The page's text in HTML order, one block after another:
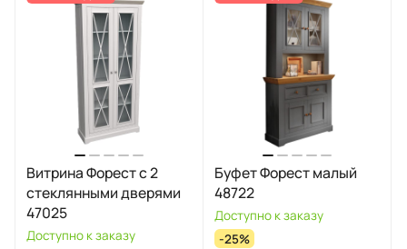
Витрина Форест с 2
стеклянными дверями
47025
Доступно к заказу
Буфет Форест малый
48722
Доступно к заказу
-25%